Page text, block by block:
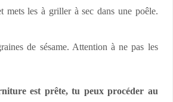
mets les à griller à sec dans une poêle.
de sésame. Attention à ne pas les
est prête, tu peux procéder au